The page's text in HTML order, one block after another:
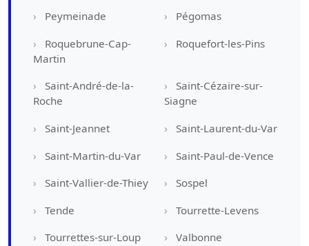
Peymeinade
Pégomas
Roquebrune-Cap-
Martin
Roquefort-les-Pins
Saint-André-de-la-
Roche
Saint-Cézaire-sur-
Siagne
Saint-Jeannet
Saint-Laurent-du-Var
Saint-Martin-du-Var
Saint-Paul-de-Vence
Saint-Vallier-de-Thiey
Sospel
Tende
Tourrette-Levens
Tourrettes-sur-Loup
Valbonne